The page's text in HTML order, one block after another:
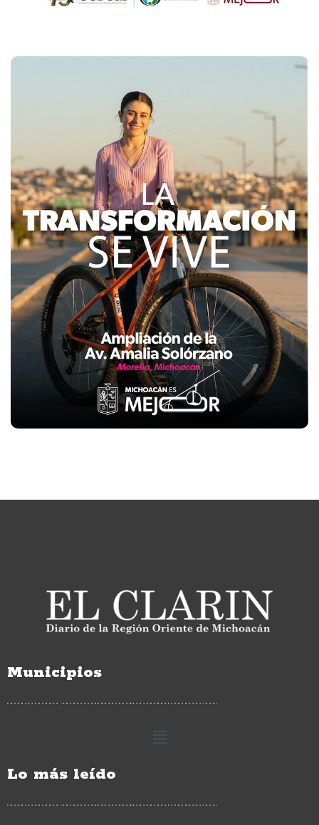
Municipios
Lo más leído